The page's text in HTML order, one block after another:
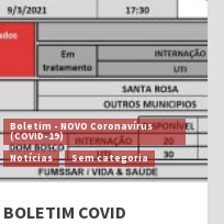
Boletim - NOVO Coronavírus
(COVID-19)
Notícias
Sem categoria
BOLETIM COVID